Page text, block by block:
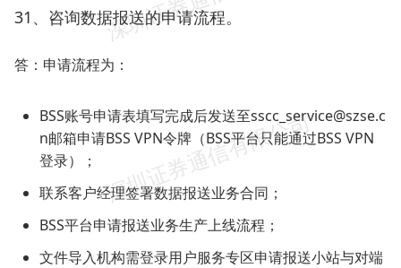
31、咨询数据报送的申请流程。
答：申请流程为：
BSS账号申请表填写完成后发送至sscc_service@szse.c
n邮箱申请BSS VPN令牌（BSS平台只能通过BSS VPN
登录）；
联系客户经理签署数据报送业务合同；
BSS平台申请报送业务生产上线流程；
文件导入机构需登录用户服务专区申请报送小站与对端